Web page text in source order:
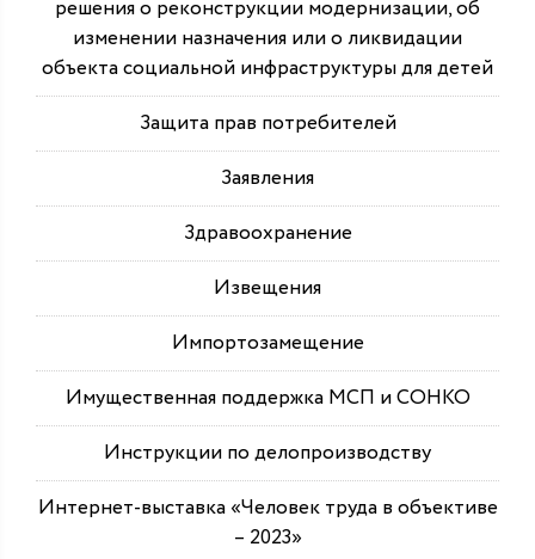
решения о реконструкции модернизации, об
изменении назначения или о ликвидации
объекта социальной инфраструктуры для детей
Защита прав потребителей
Заявления
Здравоохранение
Извещения
Импортозамещение
Имущественная поддержка МСП и СОНКО
Инструкции по делопроизводству
Интернет-выставка «Человек труда в объективе
– 2023»